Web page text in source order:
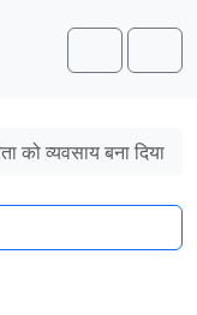
Search
व्यवसाय बना दिया